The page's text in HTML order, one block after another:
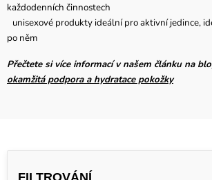
každodenních činnostech
unisexové produkty ideální pro aktivní jedince,
po něm
Přečtete si více informací v našem článku na
okamžitá podpora a hydratace pokožky
V